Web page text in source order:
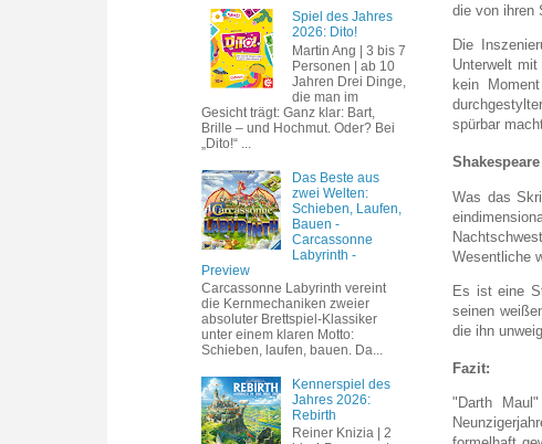
die von ihren
Die
Unterwelt
kein
spürbar
Was das
Wesentliche
Es ist eine
seinen
die ihn
Fazit:
"Darth
Spiel des Jahres
2026: Dito!
Martin Ang | 3 bis 7
Personen | ab 10
Jahren Drei Dinge,
die man im
Gesicht trägt: Ganz klar: Bart,
Brille – und Hochmut. Oder? Bei
„Dito!“ ...
Das Beste aus
zwei Welten:
Schieben, Laufen,
Bauen -
Carcassonne
Labyrinth -
Preview
Carcassonne Labyrinth vereint
die Kernmechaniken zweier
absoluter Brettspiel-Klassiker
unter einem klaren Motto:
Schieben, laufen, bauen. Da...
Kennerspiel des
Jahres 2026:
Rebirth
Reiner Knizia | 2